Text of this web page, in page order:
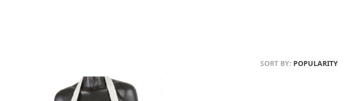
SORT BY: POPULARITY